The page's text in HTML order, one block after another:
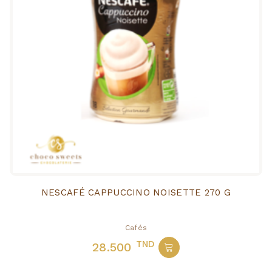
NESCAFÉ CAPPUCCINO NOISETTE 270 G
Cafés
28.500 TND